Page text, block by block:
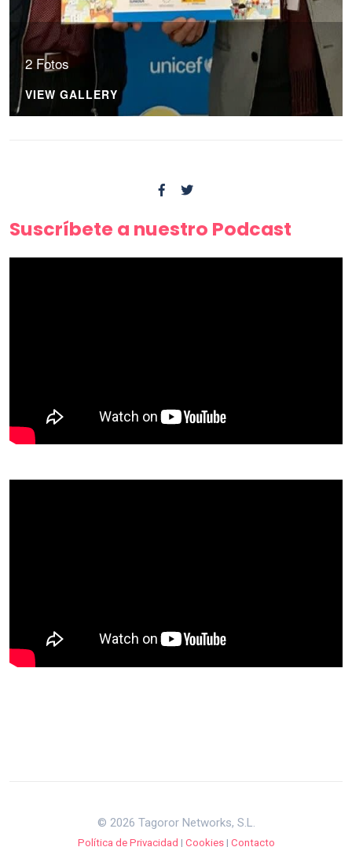
2 Fotos
VIEW GALLERY
Suscríbete a nuestro Podcast
© 2026 Tagoror Networks, S.L.
Política de Privacidad | Cookies| Contacto